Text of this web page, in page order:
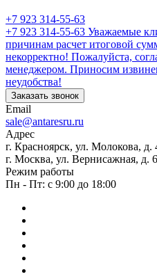
+7 923 314-55-63
+7 923 314-55-63 Уважаемые
причинам расчет итоговой
некорректно! Пожалуйста,
менеджером. Приносим
неудобства!
Заказать звонок
Email
sale@antaresru.ru
Адрес
г. Красноярск, ул. Молокова, д.
г. Москва, ул. Вернисажная, д. 6
Режим работы
Пн - Пт: с 9:00 до 18:00